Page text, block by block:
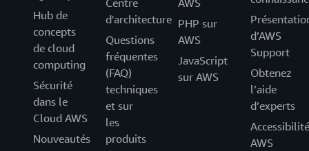
Hub de
concepts
de cloud
computing
Sécurité
dans le
Cloud AWS
Nouveautés
Centre
d'architecture
Questions
fréquentes
(FAQ)
techniques
et sur
les
produits
AWS
PHP sur
AWS
JavaScript
sur AWS
d’AWS
Support
Obtenez
l’aide
d’experts
Accessibilité
AWS